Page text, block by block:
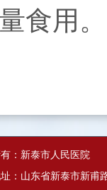
食用。
：新泰市人民医院
：山东省新泰市新甫